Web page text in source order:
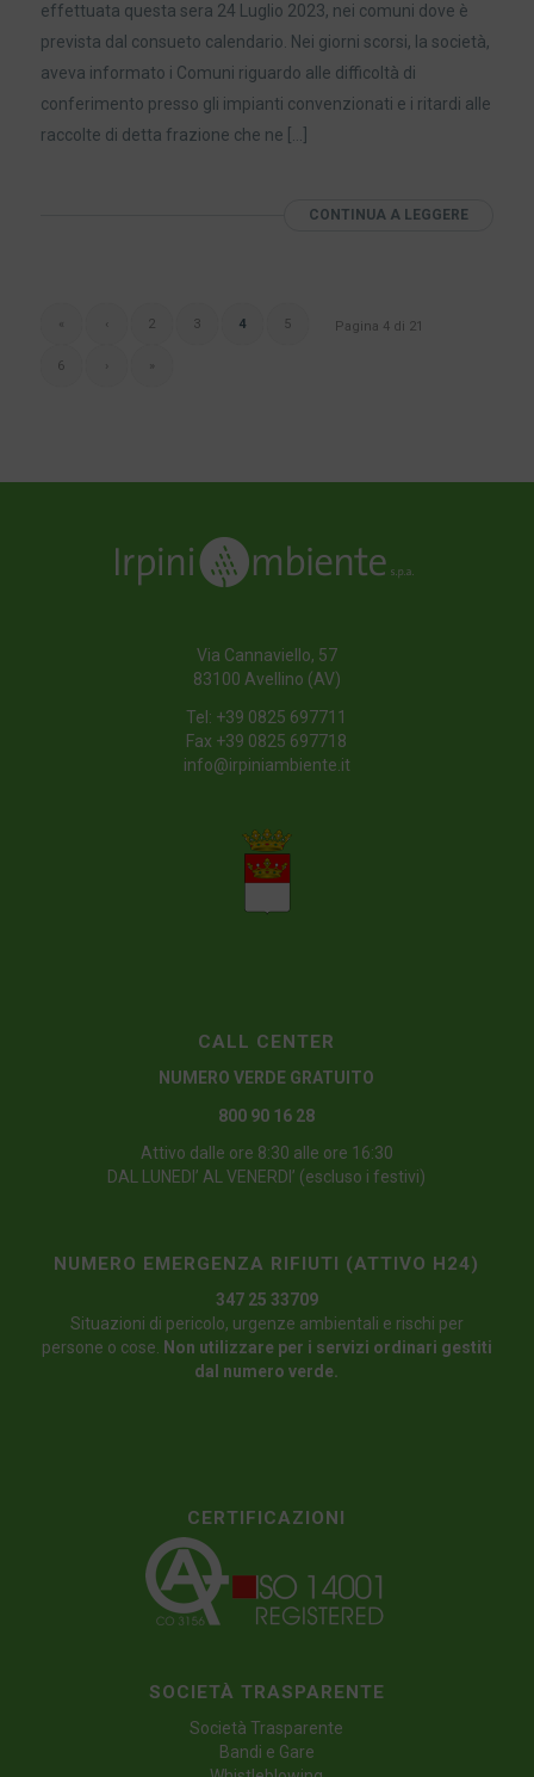
effettuata questa sera 24 Luglio 2023, nei comuni dove è
prevista dal consueto calendario. Nei giorni scorsi, la società,
aveva informato i Comuni riguardo alle difficoltà di
conferimento presso gli impianti convenzionati e i ritardi alle
raccolte di detta frazione che ne […]
CONTINUA A LEGGERE
Pagina 4 di 21
2 3 4 5
6
Via Cannaviello, 57
83100 Avellino (AV)
Tel: +39 0825 697711
Fax +39 0825 697718
info@irpiniambiente.it
CALL CENTER
NUMERO VERDE GRATUITO
800 90 16 28
Attivo dalle ore 8:30 alle ore 16:30
DAL LUNEDI’ AL VENERDI’ (escluso i festivi)
NUMERO EMERGENZA RIFIUTI (ATTIVO H24)
347 25 33709
Situazioni di pericolo, urgenze ambientali e rischi per
persone o cose. Non utilizzare per i servizi ordinari gestiti
dal numero verde.
CERTIFICAZIONI
SOCIETÀ TRASPARENTE
Società Trasparente
Bandi e Gare